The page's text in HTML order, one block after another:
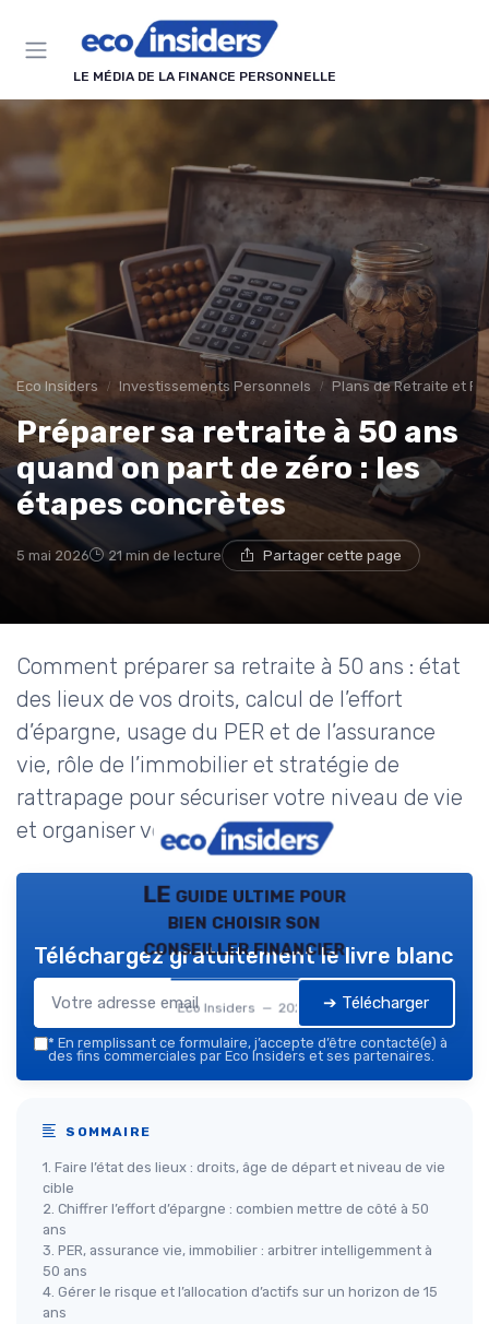
LE MÉDIA DE LA FINANCE PERSONNELLE
Eco Insiders Investissements Personnels Plans de Retraite et
Préparer sa retraite à 50 ans
quand on part de zéro : les
étapes concrètes
5 mai 2026 21 min de lecture Partager cette page
Comment préparer sa retraite à 50 ans : état
des lieux de vos droits, calcul de l’effort
d’épargne, usage du PER et de l’assurance
vie, rôle de l’immobilier et stratégie de
rattrapage pour sécuriser votre niveau de vie
et organiser votre succession.
LE guide ultime pour
bien choisir son
conseiller financier
Eco Insiders — 2026
Téléchargez gratuitement le livre blanc
➔ Télécharger
* En remplissant ce formulaire, j’accepte d’être contacté(e) à
des fins commerciales par Eco Insiders et ses partenaires.
SOMMAIRE
1. Faire l’état des lieux : droits, âge de départ et niveau de vie
cible
2. Chiffrer l’effort d’épargne : combien mettre de côté à 50
ans
3. PER, assurance vie, immobilier : arbitrer intelligemment à
50 ans
4. Gérer le risque et l’allocation d’actifs sur un horizon de 15
ans